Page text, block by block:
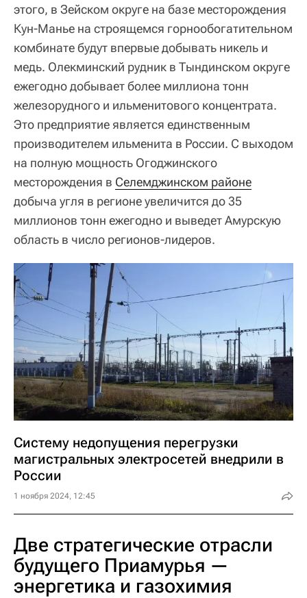
этого, в Зейском округе на базе месторождения
Кун-Манье на строящемся горнообогатительном
комбинате будут впервые добывать никель и
медь. Олекминский рудник в Тындинском округе
ежегодно добывает более миллиона тонн
железорудного и ильменитового концентрата.
Это предприятие является единственным
производителем ильменита в России. С выходом
на полную мощность Огоджинского
месторождения в Селемджинском районе
добыча угля в регионе увеличится до 35
миллионов тонн ежегодно и выведет Амурскую
область в число регионов-лидеров.
Систему недопущения перегрузки
магистральных электросетей внедрили в
России
1 ноября 2024, 12:45
Две стратегические отрасли
будущего Приамурья —
энергетика и газохимия